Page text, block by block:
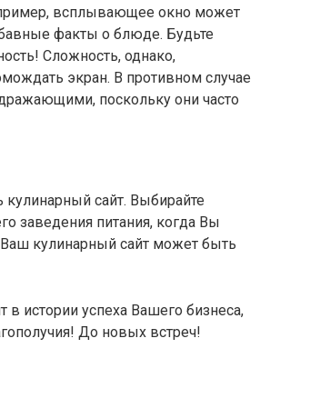
всплывающее окно может
факты о блюде. Будьте
Сложность, однако,
экран. В противном случае
поскольку они часто
кулинарный сайт. Выбирайте
заведения питания, когда Вы
Ваш кулинарный сайт может быть
в истории успеха Вашего бизнеса,
До новых встреч!